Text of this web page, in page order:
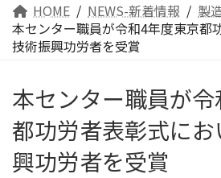
HOME NEWS-新着情報
製
本センター職員が令和4年度東京都
技術振興功労者を受賞
本センター職員が
都功労者表彰式に
興功労者を受賞